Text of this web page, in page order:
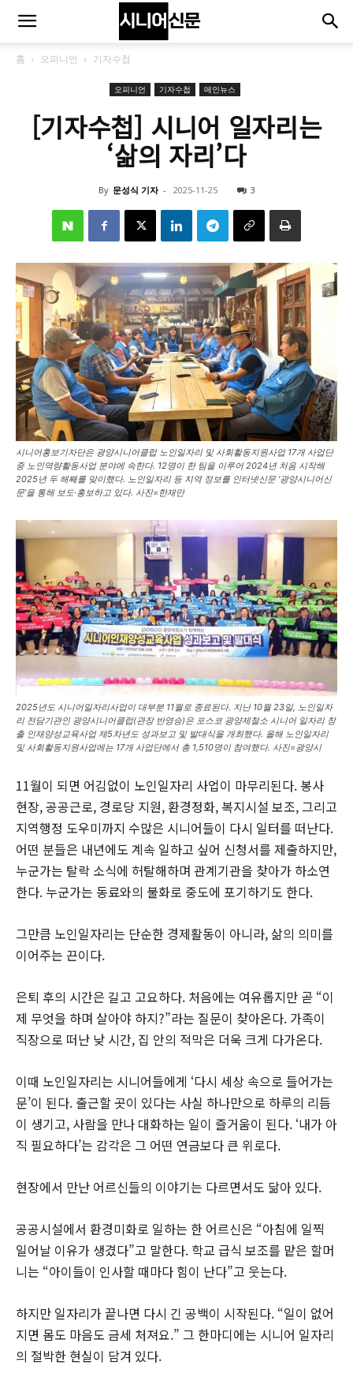
홈 오피니언 기자수첩
오피니언 기자수첩 메인뉴스
[기자수첩] 시니어 일자리는
‘삶의 자리’다
By 문성식 기자 - 2025-11-25 3
시니어홍보기자단은 광양시니어클럽 노인일자리 및 사회활동지원사업 17개 사업단
중 노인역량활동사업 분야에 속한다. 12명이 한 팀을 이루어 2024년 처음 시작해
2025년 두 해째를 맞이했다. 노인일자리 등 지역 정보를 인터넷신문 '광양시니어신
문'을 통해 보도·홍보하고 있다. 사진=한재만
2025년도 시니어일자리사업이 대부분 11월로 종료된다. 지난 10월 23일, 노인일자
리 전담기관인 광양시니어클럽(관장 반영승)은 포스코 광양제철소 시니어 일자리 창
출 인재양성교육사업 제5차년도 성과보고 및 발대식을 개최했다. 올해 노인일자리
및 사회활동지원사업에는 17개 사업단에서 총 1,510명이 참여했다. 사진=광양시
11월이 되면 어김없이 노인일자리 사업이 마무리된다. 봉사
현장, 공공근로, 경로당 지원, 환경정화, 복지시설 보조, 그리고
지역행정 도우미까지 수많은 시니어들이 다시 일터를 떠난다.
어떤 분들은 내년에도 계속 일하고 싶어 신청서를 제출하지만,
누군가는 탈락 소식에 허탈해하며 관계기관을 찾아가 하소연
한다. 누군가는 동료와의 불화로 중도에 포기하기도 한다.
그만큼 노인일자리는 단순한 경제활동이 아니라, 삶의 의미를
이어주는 끈이다.
은퇴 후의 시간은 길고 고요하다. 처음에는 여유롭지만 곧 “이
제 무엇을 하며 살아야 하지?”라는 질문이 찾아온다. 가족이
직장으로 떠난 낮 시간, 집 안의 적막은 더욱 크게 다가온다.
이때 노인일자리는 시니어들에게 ‘다시 세상 속으로 들어가는
문’이 된다. 출근할 곳이 있다는 사실 하나만으로 하루의 리듬
이 생기고, 사람을 만나 대화하는 일이 즐거움이 된다. ‘내가 아
직 필요하다’는 감각은 그 어떤 연금보다 큰 위로다.
현장에서 만난 어르신들의 이야기는 다르면서도 닮아 있다.
공공시설에서 환경미화로 일하는 한 어르신은 “아침에 일찍
일어날 이유가 생겼다”고 말한다. 학교 급식 보조를 맡은 할머
니는 “아이들이 인사할 때마다 힘이 난다”고 웃는다.
하지만 일자리가 끝나면 다시 긴 공백이 시작된다. “일이 없어
지면 몸도 마음도 금세 처져요.” 그 한마디에는 시니어 일자리
의 절박한 현실이 담겨 있다.